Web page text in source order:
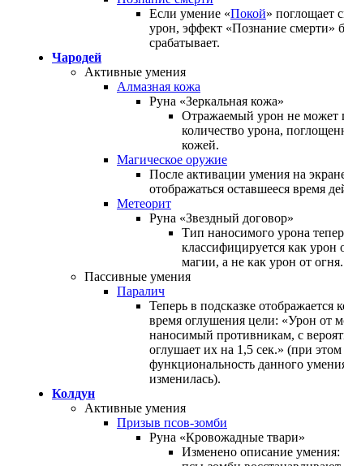
Если умение «Покой» поглощает
урон, эффект «Познание смерти»
срабатывает.
Чародей
Активные умения
Алмазная кожа
Руна «Зеркальная кожа»
Отражаемый урон не может
количество урона,
кожей.
Магическое оружие
После активации умения на
отображаться оставшееся время
Метеорит
Руна «Звездный договор»
Тип наносимого урона
классифицируется как урон
магии, а не как урон от огня.
Пассивные умения
Паралич
Теперь в подсказке отображается
время оглушения цели: «Урон от
наносимый противникам, с
оглушает их на 1,5 сек.» (при этом
функциональность данного
изменилась).
Колдун
Активные умения
Призыв псов-зомби
Руна «Кровожадные твари»
Изменено описание